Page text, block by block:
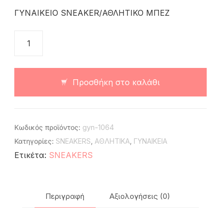
ΓΥΝΑΙΚΕΙΟ SNEAKER/ΑΘΛΗΤΙΚΟ ΜΠΕΖ
Προσθήκη στο καλάθι
Κωδικός προϊόντος: gyn-1064
Κατηγορίες: SNEAKERS, ΑΘΛΗΤΙΚΑ, ΓΥΝΑΙΚΕΙΑ
Ετικέτα: SNEAKERS
Περιγραφή Αξιολογήσεις (0)